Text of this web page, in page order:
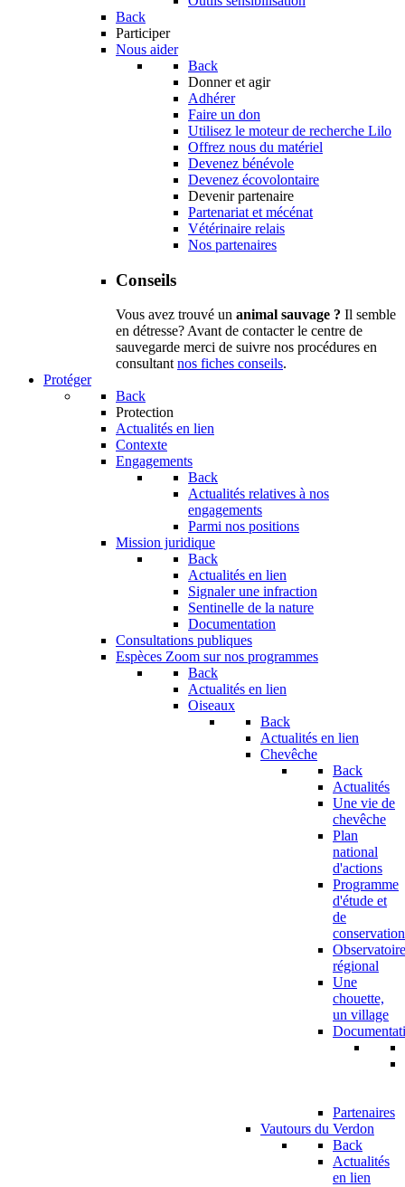
Back
Participer
Nous aider
Back
Donner et agir
Adhérer
Faire un don
Utilisez le moteur de recherche Lilo
Offrez nous du matériel
Devenez bénévole
Devenez écovolontaire
Devenir partenaire
Partenariat et mécénat
Vétérinaire relais
Nos partenaires
Conseils
Vous avez trouvé un animal sauvage ? Il semble
en détresse? Avant de contacter le centre de
sauvegarde merci de suivre nos procédures en
consultantnos fiches conseils.
Protéger
Back
Protection
Actualités en lien
Contexte
Engagements
Back
Actualités relatives à nos
engagements
Parmi nos positions
Mission juridique
Back
Actualités en lien
Signaler une infraction
Sentinelle de la nature
Documentation
Consultations publiques
Espèces Zoom sur nos programmes
Back
Actualités en lien
Oiseaux
Back
Actualités en lien
Chevêche
Back
Actualités
Une vie de
chevêche
Plan
national
d'actions
Programme
d'étude et
de
conservation
Observatoire
régional
Une
chouette,
un village
Partenaires
Vautours du Verdon
Back
Actualités
en lien